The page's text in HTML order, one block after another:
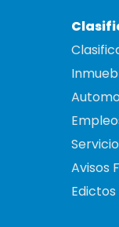
Avisos
Edictos